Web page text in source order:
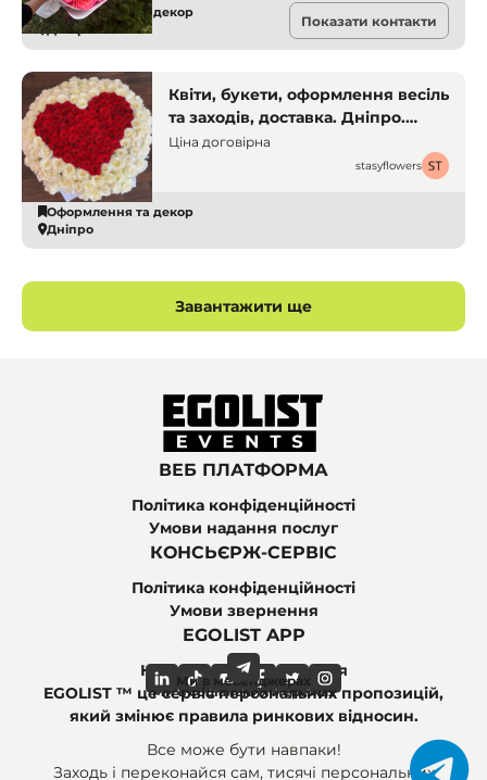
Оформлення та декор
Дніпро
Показати контакти
Квіти, букети, оформлення весіль
та заходів, доставка. Дніпро.
Декоратори і флористи
Ціна договірна
stasyflowers
Оформлення та декор
Дніпро
Завантажити ще
ВЕБ ПЛАТФОРМА
Політика конфіденційності
Умови надання послуг
КОНСЬЄРЖ-СЕРВІС
Політика конфіденційності
Умови звернення
EGOLIST APP
Найпоширеніші питання
Ми в соціальних мережах
Ми в месенджерах
EGOLIST ™ це сервіс персональних пропозицій,
який змінює правила ринкових відносин.
Все може бути навпаки!
Заходь і переконайся сам, тисячі персональних